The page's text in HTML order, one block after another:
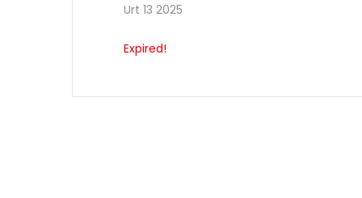
Urt 13 2025
Expired!